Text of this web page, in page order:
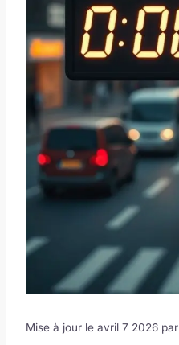
Mise à jour le avril 7 2026 par